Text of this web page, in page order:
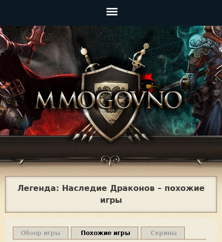
Главное
меню
Jump to navigation
Легенда: Наследие Драконов – похожие
игры
Обзор игры Похожие игры Скрины